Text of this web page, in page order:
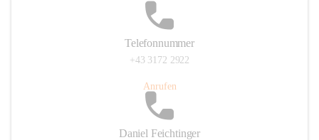
Telefonnummer
+43 3172 2922
Anrufen
Daniel Feichtinger